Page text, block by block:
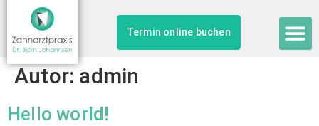
Termin online buchen
Autor: admin
Hello world!